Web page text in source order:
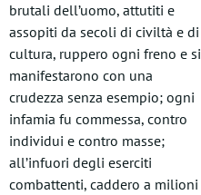
brutali dell’uomo, attutiti e
assopiti da secoli di civiltà e di
cultura, ruppero ogni freno e si
manifestarono con una
crudezza senza esempio; ogni
infamia fu commessa, contro
individui e contro masse;
all’infuori degli eserciti
combattenti, caddero a milioni